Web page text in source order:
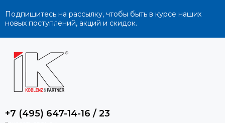
Подпишитесь на рассылку, чтобы быть в курсе наших
новых поступлений, акций и скидок.
+7 (495) 647-14-16 / 23